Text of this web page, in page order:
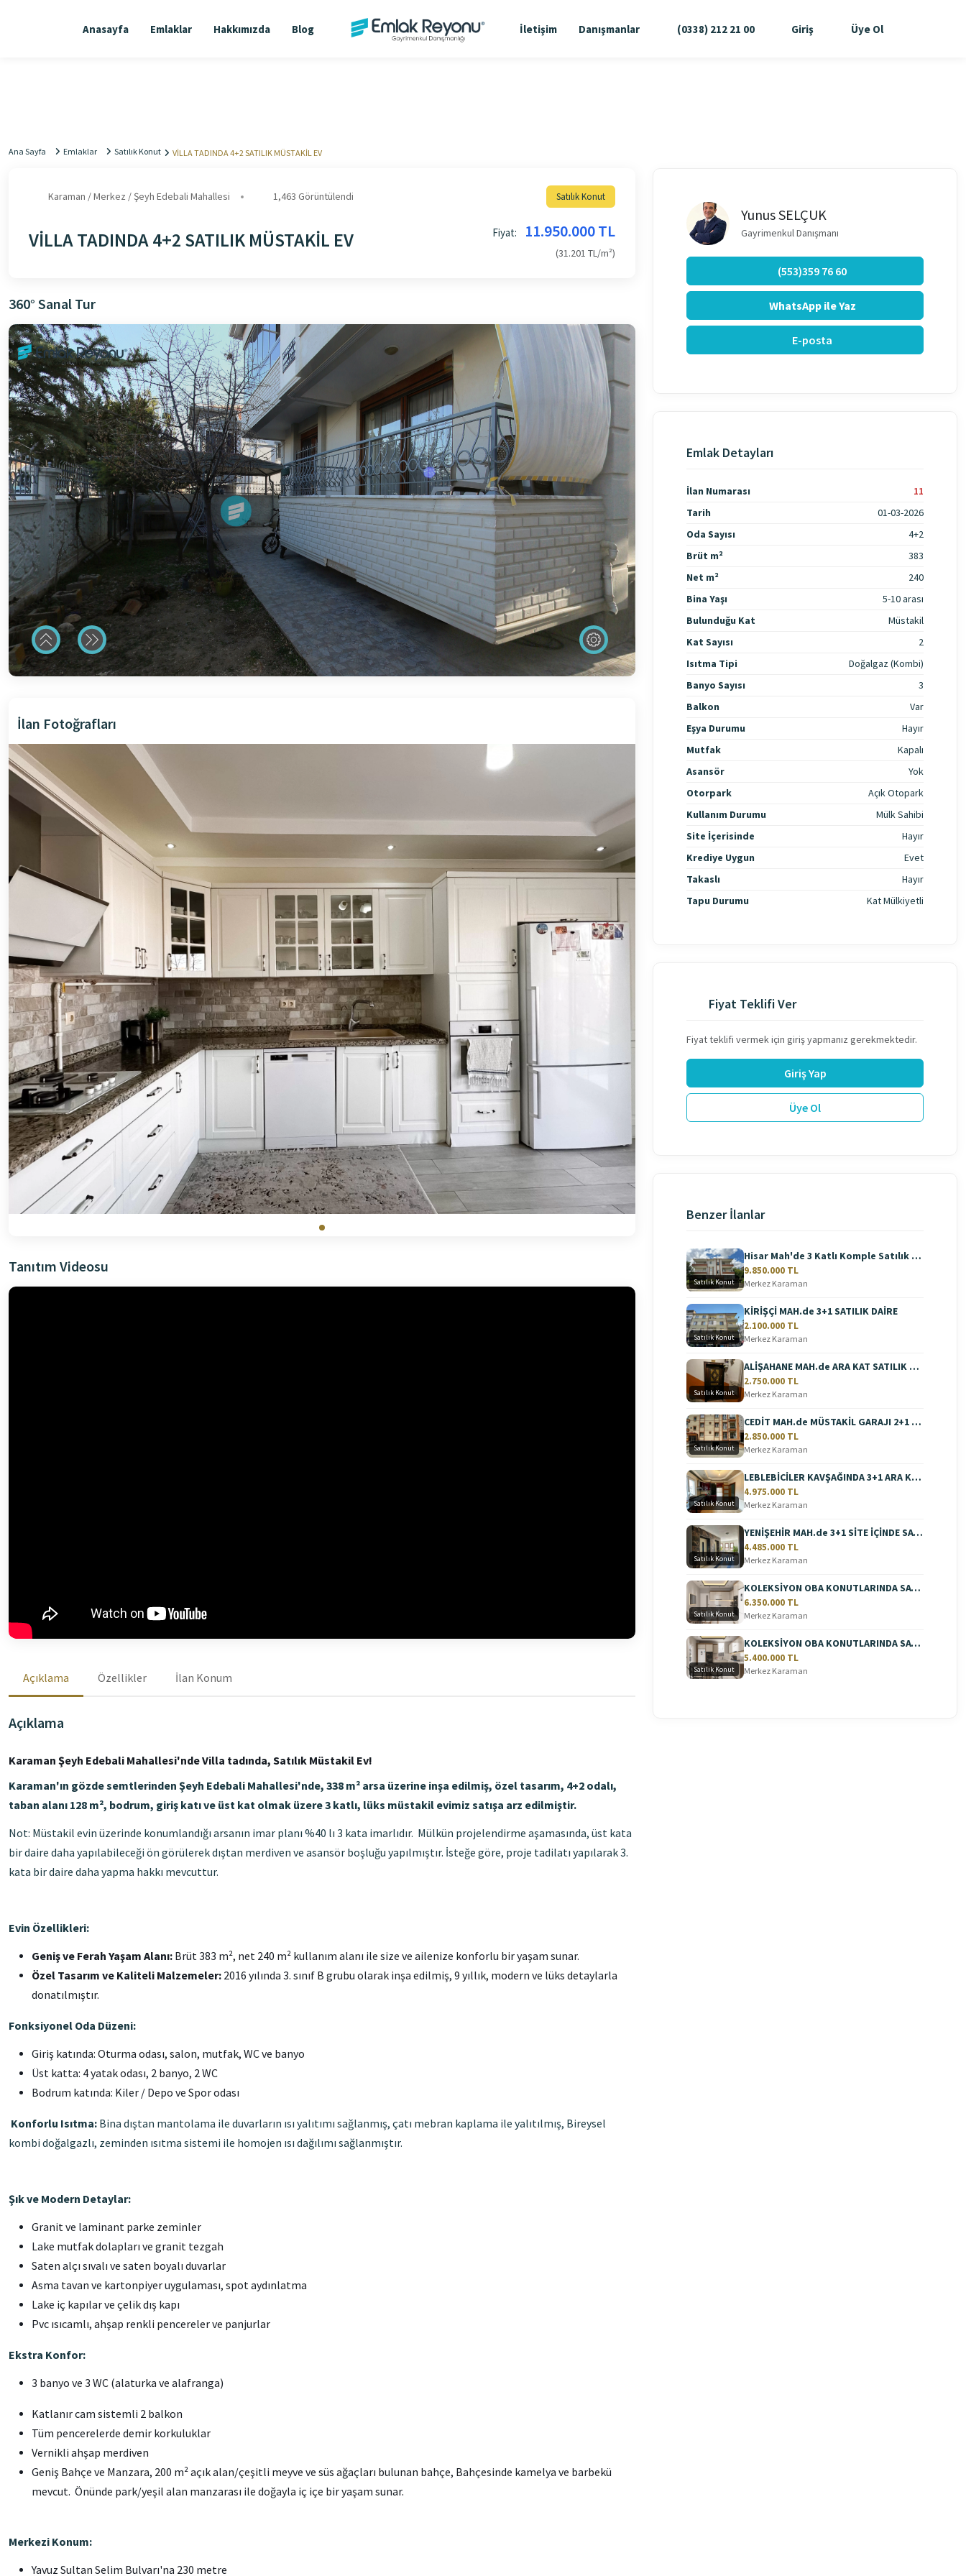
Anasayfa Emlaklar Hakkımızda Blog İletişim Danışmanlar (0338) 212 21 00 Giriş Üye Ol
Ana Sayfa Emlaklar Satılık Konut VİLLA TADINDA 4+2 SATILIK MÜSTAKİL EV
Yunus SELÇUK
Gayrimenkul Danışmanı
(553)359 76 60
WhatsApp ile Yaz
E-posta
Emlak Detayları
İlan Numarası
11
Tarih
01-03-2026
Oda Sayısı
4+2
Brüt m²
383
Net m²
240
Bina Yaşı
5-10 arası
Bulunduğu Kat
Müstakil
Kat Sayısı
2
Isıtma Tipi
Doğalgaz (Kombi)
Banyo Sayısı
3
Balkon
Var
Eşya Durumu
Hayır
Mutfak
Kapalı
Asansör
Yok
Otorpark
Açık Otopark
Kullanım Durumu
Mülk Sahibi
Site İçerisinde
Hayır
Krediye Uygun
Evet
Takaslı
Hayır
Tapu Durumu
Kat Mülkiyetli
Fiyat Teklifi Ver
Fiyat teklifi vermek için giriş yapmanız gerekmektedir.
Giriş Yap
Üye Ol
Benzer İlanlar
Satılık Konut
Hisar Mah'de 3 Katlı Komple Satılık Bina
9.850.000 TL
Merkez Karaman
Satılık Konut
KİRİŞÇİ MAH.de 3+1 SATILIK DAİRE
2.100.000 TL
Merkez Karaman
Satılık Konut
ALİŞAHANE MAH.de ARA KAT SATILIK DAİRE
2.750.000 TL
Merkez Karaman
Satılık Konut
CEDİT MAH.de MÜSTAKİL GARAJI 2+1 SATILIK DAİRE
2.850.000 TL
Merkez Karaman
Satılık Konut
LEBLEBİCİLER KAVŞAĞINDA 3+1 ARA KAT SATILIK DAİRE
4.975.000 TL
Merkez Karaman
Satılık Konut
YENİŞEHİR MAH.de 3+1 SİTE İÇİNDE SATILIK DAİRE
4.485.000 TL
Merkez Karaman
Satılık Konut
KOLEKSİYON OBA KONUTLARINDA SATILIK 3+1 DAİRE
6.350.000 TL
Merkez Karaman
Satılık Konut
KOLEKSİYON OBA KONUTLARINDA SATILIK 2+1 DAİRE
5.400.000 TL
Merkez Karaman
Karaman / Merkez / Şeyh Edebali Mahallesi 1,463 Görüntülendi Satılık Konut
VİLLA TADINDA 4+2 SATILIK MÜSTAKİL EV Fiyat: 11.950.000 TL
(31.201 TL/m²)
360° Sanal Tur
İlan Fotoğrafları
Tanıtım Videosu
Açıklama Özellikler İlan Konum
Açıklama
Karaman Şeyh Edebali Mahallesi'nde Villa tadında, Satılık Müstakil Ev!
Karaman'ın gözde semtlerinden Şeyh Edebali Mahallesi'nde, 338 m² arsa üzerine inşa edilmiş, özel tasarım, 4+2 odalı,
taban alanı 128 m², bodrum, giriş katı ve üst kat olmak üzere 3 katlı, lüks müstakil evimiz satışa arz edilmiştir.
Not: Müstakil evin üzerinde konumlandığı arsanın imar planı %40 lı 3 kata imarlıdır. Mülkün projelendirme aşamasında, üst kata
bir daire daha yapılabileceği ön görülerek dıştan merdiven ve asansör boşluğu yapılmıştır. İsteğe göre, proje tadilatı yapılarak 3.
kata bir daire daha yapma hakkı mevcuttur.
Evin Özellikleri:
Geniş ve Ferah Yaşam Alanı: Brüt 383 m², net 240 m² kullanım alanı ile size ve ailenize konforlu bir yaşam sunar.
Özel Tasarım ve Kaliteli Malzemeler: 2016 yılında 3. sınıf B grubu olarak inşa edilmiş, 9 yıllık, modern ve lüks detaylarla
donatılmıştır.
Fonksiyonel Oda Düzeni:
Giriş katında: Oturma odası, salon, mutfak, WC ve banyo
Üst katta: 4 yatak odası, 2 banyo, 2 WC
Bodrum katında: Kiler / Depo ve Spor odası
Konforlu Isıtma: Bina dıştan mantolama ile duvarların ısı yalıtımı sağlanmış, çatı mebran kaplama ile yalıtılmış, Bireysel
kombi doğalgazlı, zeminden ısıtma sistemi ile homojen ısı dağılımı sağlanmıştır.
Şık ve Modern Detaylar:
Granit ve laminant parke zeminler
Lake mutfak dolapları ve granit tezgah
Saten alçı sıvalı ve saten boyalı duvarlar
Asma tavan ve kartonpiyer uygulaması, spot aydınlatma
Lake iç kapılar ve çelik dış kapı
Pvc ısıcamlı, ahşap renkli pencereler ve panjurlar
Ekstra Konfor:
3 banyo ve 3 WC (alaturka ve alafranga)
Katlanır cam sistemli 2 balkon
Tüm pencerelerde demir korkuluklar
Vernikli ahşap merdiven
Geniş Bahçe ve Manzara, 200 m² açık alan/çeşitli meyve ve süs ağaçları bulunan bahçe, Bahçesinde kamelya ve barbekü
mevcut. Önünde park/yeşil alan manzarası ile doğayla iç içe bir yaşam sunar.
Merkezi Konum:
Yavuz Sultan Selim Bulvarı'na 230 metre